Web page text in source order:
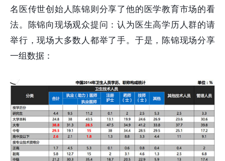
名医传世创始人陈锦则分享了他的医学教育市场的看
法。陈锦向现场观众提问：认为医生高学历人群的请
举行，现场大多数人都举了手。于是，陈锦现场分享
一组数据：